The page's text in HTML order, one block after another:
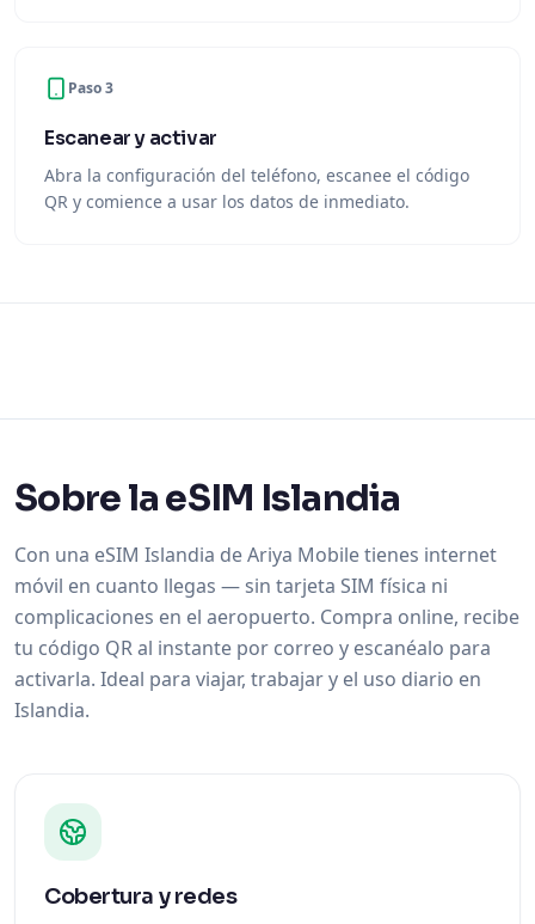
Paso 3
Escanear y activar
Abra la configuración del teléfono, escanee el código
QR y comience a usar los datos de inmediato.
Sobre la eSIM Islandia
Con una eSIM Islandia de Ariya Mobile tienes internet
móvil en cuanto llegas — sin tarjeta SIM física ni
complicaciones en el aeropuerto. Compra online, recibe
tu código QR al instante por correo y escanéalo para
activarla. Ideal para viajar, trabajar y el uso diario en
Islandia.
Cobertura y redes